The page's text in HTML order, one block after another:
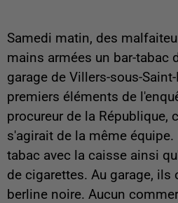
Samedi matin, des
mains armées un bar-tabac
garage de Villers-sous-
premiers éléments de
procureur de la République,
s'agirait de la même
tabac avec la caisse ainsi
de cigarettes. Au garage, ils
berline noire. Aucun